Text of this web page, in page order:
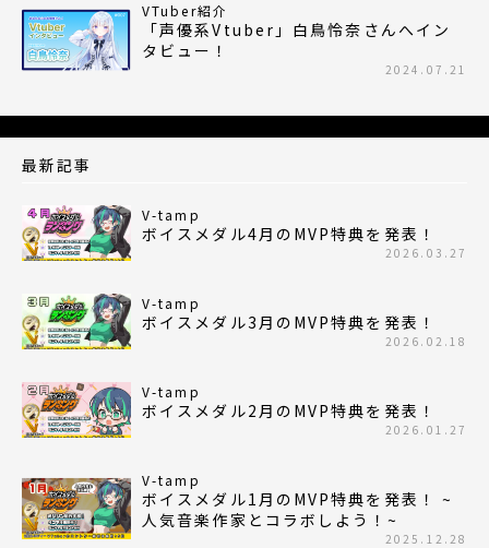
VTuber紹介
「声優系Vtuber」白鳥怜奈さんへイン
タビュー！
2024.07.21
最新記事
V-tamp
ボイスメダル4月のMVP特典を発表！
2026.03.27
V-tamp
ボイスメダル3月のMVP特典を発表！
2026.02.18
V-tamp
ボイスメダル2月のMVP特典を発表！
2026.01.27
V-tamp
ボイスメダル1月のMVP特典を発表！ ~
人気音楽作家とコラボしよう！~
2025.12.28